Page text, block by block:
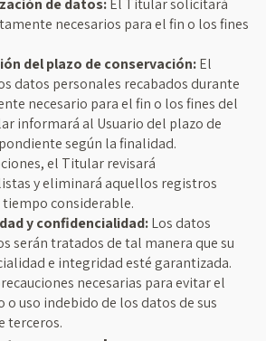
de datos:El Titular solicitará
necesarios para el fin o los fines
del plazo de conservación:El
datos personales recabados durante
necesario para el fin o los fines del
informará al Usuario del plazo de
según la finalidad.
el Titular revisará
y eliminará aquellos registros
considerable.
y confidencialidad:Los datos
serán tratados de tal manera que su
e integridad esté garantizada.
necesarias para evitar el
o uso indebido de los datos de sus
terceros.